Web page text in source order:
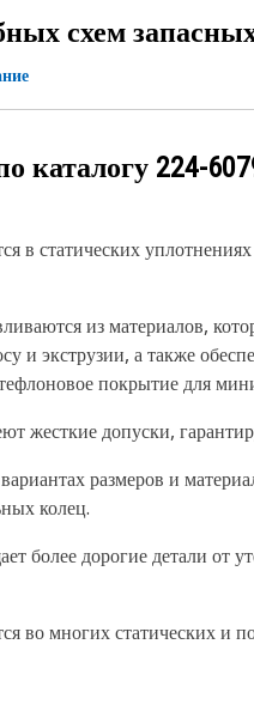
схем
каталогу 224-
в статических
из материалов,
и экструзии, а также
покрытие для
жесткие допуски,
размеров и
колец.
более дорогие детали от
во многих статических